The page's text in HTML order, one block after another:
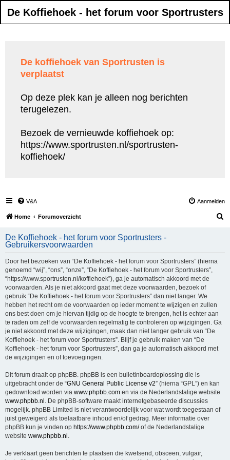
De Koffiehoek - het forum voor Sportrusters
De koffiehoek van Sportrusten is
verplaatst
Op deze plek kan je alleen nog berichten
terugelezen.
Bezoek de vernieuwde koffiehoek op:
https://www.sportrusten.nl/sportrusten-
koffiehoek/
V&A Aanmelden
Home Forumoverzicht
k
De Koffiehoek - het forum voor Sportrusters -
Gebruikersvoorwaarden
Door het bezoeken van “De Koffiehoek - het forum voor Sportrusters” (hierna
genoemd “wij”, “ons”, “onze”, “De Koffiehoek - het forum voor Sportrusters”,
“https://www.sportrusten.nl/koffiehoek”), ga je automatisch akkoord met de
voorwaarden. Als je niet akkoord gaat met deze voorwaarden, bezoek of
gebruik “De Koffiehoek - het forum voor Sportrusters” dan niet langer. We
hebben het recht om de voorwaarden op ieder moment te wijzigen en zullen
ons best doen om je hiervan tijdig op de hoogte te brengen, het is echter aan
te raden om zelf de voorwaarden regelmatig te controleren op wijzigingen. Ga
je niet akkoord met deze wijzigingen, maak dan niet langer gebruik van “De
Koffiehoek - het forum voor Sportrusters”. Blijf je gebruik maken van “De
Koffiehoek - het forum voor Sportrusters”, dan ga je automatisch akkoord met
de wijzigingen en of toevoegingen.
Dit forum draait op phpBB. phpBB is een bulletinboardoplossing die is
uitgebracht onder de “GNU General Public License v2” (hierna “GPL”) en kan
gedownload worden via www.phpbb.com en via de Nederlandstalige website
www.phpbb.nl . De phpBB-software maakt internetgebaseerde discussies
mogelijk. phpBB Limited is niet verantwoordelijk voor wat wordt toegestaan of
juist geweigerd als toelaatbare inhoud en/of gedrag. Meer informatie over
phpBB kun je vinden op https://www.phpbb.com/of de Nederlandstalige
website www.phpbb.nl .
Je verklaart geen berichten te plaatsen die kwetsend, obsceen, vulgair,